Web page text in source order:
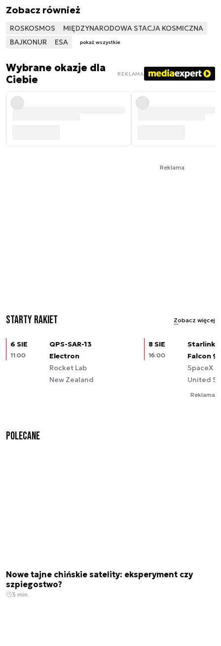
Zobacz również
ROSKOSMOS
MIĘDZYNARODOWA STACJA KOSMICZNA
BAJKONUR
ESA pokaż wszystkie
Wybrane okazje dla
Ciebie
REKLAMA
Reklama
Starty rakiet Zobacz więcej
6 SIE
11:00
QPS-SAR-13
Electron
Rocket Lab
New Zealand
8 SIE
16:00
Starlink
Falcon 9
SpaceX
United
Reklama
Polecane
Nowe tajne chińskie satelity: eksperyment czy
szpiegostwo?
3 min.